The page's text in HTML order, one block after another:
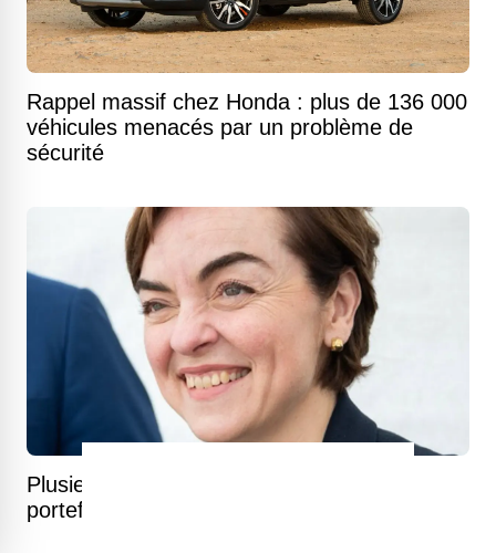
Rappel massif chez Honda : plus de 136 000
véhicules menacés par un problème de
sécurité
Plusieurs changements pour votre
portefeuille à partir du 1er juillet 2026